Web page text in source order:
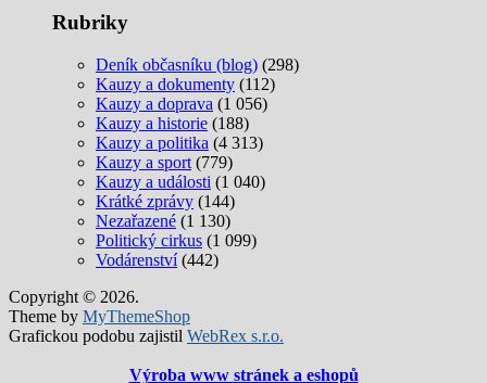
Rubriky
Deník občasníku (blog) (298)
Kauzy a dokumenty (112)
Kauzy a doprava (1 056)
Kauzy a historie (188)
Kauzy a politika (4 313)
Kauzy a sport (779)
Kauzy a události (1 040)
Krátké zprávy (144)
Nezařazené (1 130)
Politický cirkus (1 099)
Vodárenství(442)
Copyright © 2026.
Theme by MyThemeShop
Grafickou podobu zajistil WebRex s.r.o.
Výroba www stránek a eshopů